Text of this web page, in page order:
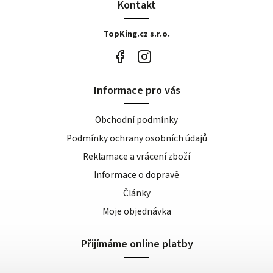
Kontakt
TopKing.cz s.r.o.
Informace pro vás
Obchodní podmínky
Podmínky ochrany osobních údajů
Reklamace a vrácení zboží
Informace o dopravě
Články
Moje objednávka
Přijímáme online platby